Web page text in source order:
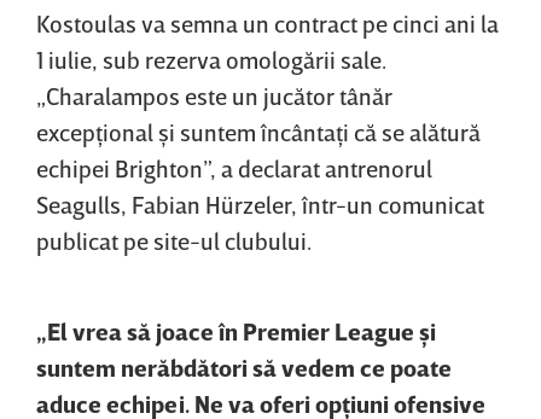
Kostoulas va semna un contract pe cinci ani la
1 iulie, sub rezerva omologării sale.
„Charalampos este un jucător tânăr
excepţional şi suntem încântaţi că se alătură
echipei Brighton”, a declarat antrenorul
Seagulls, Fabian Hürzeler, într-un comunicat
publicat pe site-ul clubului.
„El vrea să joace în Premier League şi
suntem nerăbdători să vedem ce poate
aduce echipei. Ne va oferi opţiuni ofensive